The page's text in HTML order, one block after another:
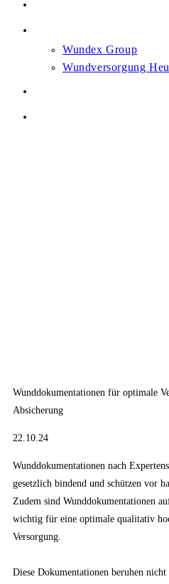
Wundex Group
Wundversorgung
Wunddokumentationen für optimale
Absicherung
22.10.24
Wunddokumentationen nach
gesetzlich bindend und schützen vor
Zudem sind Wunddokumentationen
wichtig für eine optimale qualitativ
Versorgung.
Diese Dokumentationen beruhen